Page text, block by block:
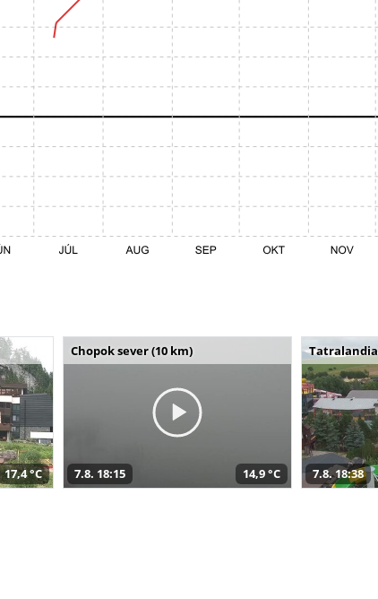
17,4 °C
Chopok sever (10 km)
7.8. 18:15 14,9 °C 7.8. 18:38